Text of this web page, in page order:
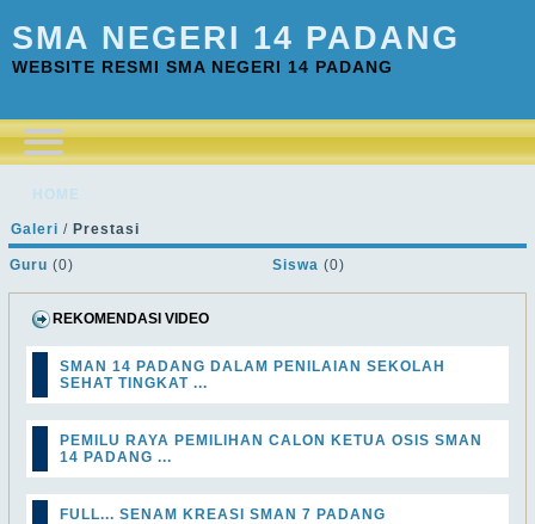
SMA NEGERI 14 PADANG
WEBSITE RESMI SMA NEGERI 14 PADANG
HOME
Galeri / Prestasi
Guru (0) Siswa (0)
REKOMENDASI VIDEO
SMAN 14 PADANG DALAM PENILAIAN SEKOLAH
SEHAT TINGKAT ...
PEMILU RAYA PEMILIHAN CALON KETUA OSIS SMAN
14 PADANG ...
FULL... SENAM KREASI SMAN 7 PADANG